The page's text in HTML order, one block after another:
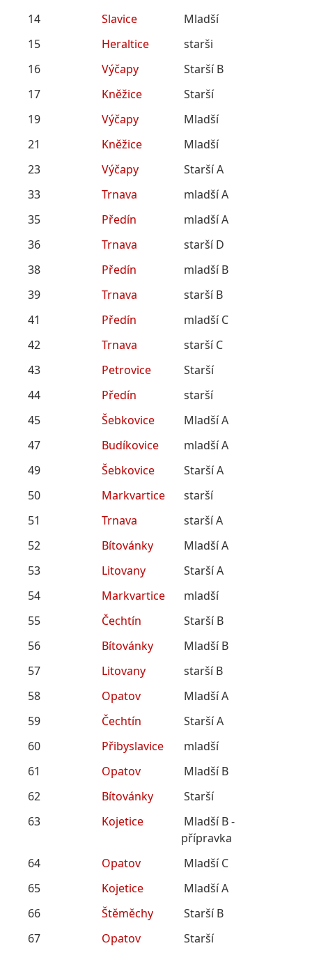
14
Slavice
Mladší
15
Heraltice
starši
16
Výčapy
Starší B
17
Kněžice
Starší
19
Výčapy
Mladší
21
Kněžice
Mladší
23
Výčapy
Starší A
33
Trnava
mladší A
35
Předín
mladší A
36
Trnava
starší D
38
Předín
mladší B
39
Trnava
starší B
41
Předín
mladší C
42
Trnava
starší C
43
Petrovice
Starší
44
Předín
starší
45
Šebkovice
Mladší A
47
Budíkovice
mladší A
49
Šebkovice
Starší A
50
Markvartice
starší
51
Trnava
starší A
52
Bítovánky
Mladší A
53
Litovany
Starší A
54
Markvartice
mladší
55
Čechtín
Starší B
56
Bítovánky
Mladší B
57
Litovany
starší B
58
Opatov
Mladší A
59
Čechtín
Starší A
60
Přibyslavice
mladší
61
Opatov
Mladší B
62
Bítovánky
Starší
63
Kojetice
Mladší B -
přípravka
64
Opatov
Mladší C
65
Kojetice
Mladší A
66
Štěměchy
Starší B
67
Opatov
Starší